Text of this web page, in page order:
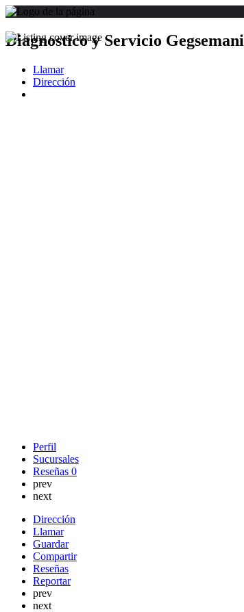
Diagnostico y Servicio Gegsemani
Llamar
Dirección
Perfil
Sucursales
Reseñas 0
prev
next
Dirección
Llamar
Guardar
Compartir
Reseñas
Reportar
prev
next